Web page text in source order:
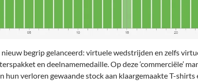
begrip gelanceerd: virtuele wedstrijden en zelfs
en deelnamemedaille. Op deze ‘commerciële’
hun verloren gewaande stock aan klaargemaakte T-shirts